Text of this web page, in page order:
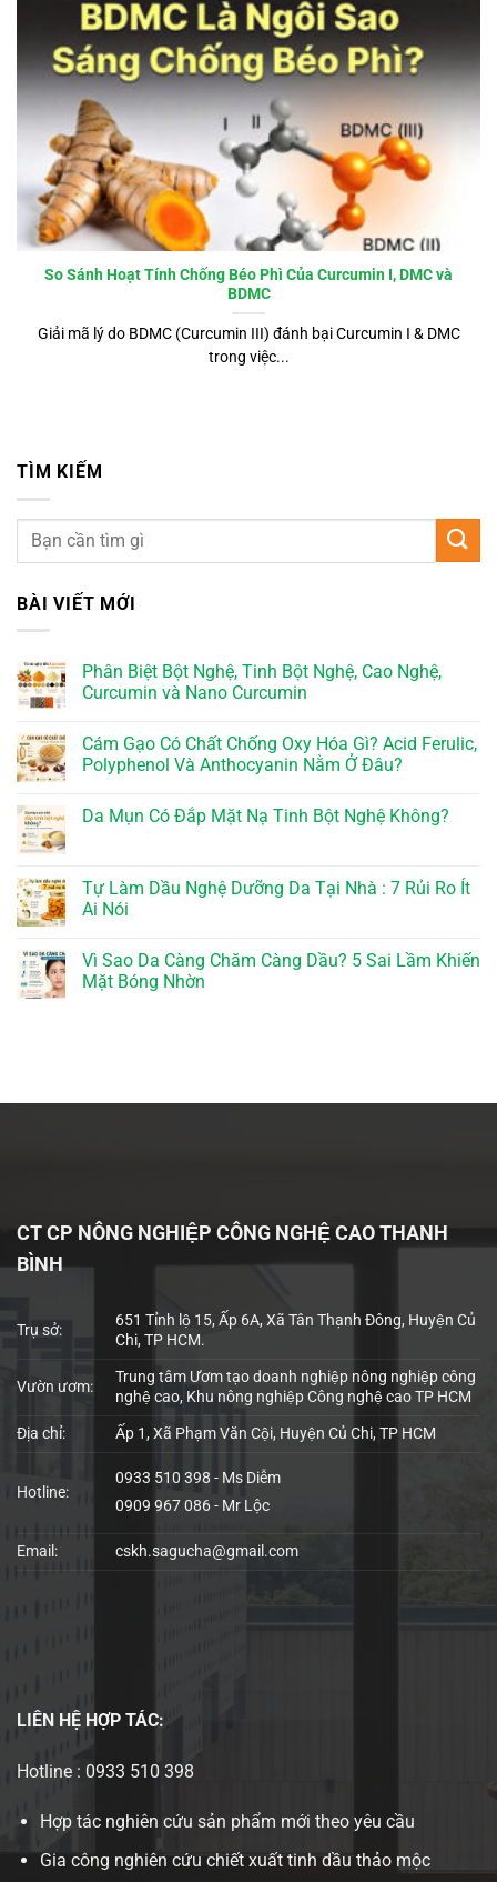
So Sánh Hoạt Tính Chống Béo Phì Của Curcumin I, DMC và
BDMC
Giải mã lý do BDMC (Curcumin III) đánh bại Curcumin I & DMC
trong việc...
TÌM KIẾM
BÀI VIẾT MỚI
Phân Biệt Bột Nghệ, Tinh Bột Nghệ, Cao Nghệ,
Curcumin và Nano Curcumin
Cám Gạo Có Chất Chống Oxy Hóa Gì? Acid Ferulic,
Polyphenol Và Anthocyanin Nằm Ở Đâu?
Da Mụn Có Đắp Mặt Nạ Tinh Bột Nghệ Không?
Tự Làm Dầu Nghệ Dưỡng Da Tại Nhà : 7 Rủi Ro Ít
Ai Nói
Vì Sao Da Càng Chăm Càng Dầu? 5 Sai Lầm Khiến
Mặt Bóng Nhờn
CT CP NÔNG NGHIỆP CÔNG NGHỆ CAO THANH
BÌNH
Trụ sở:
651 Tỉnh lộ 15, Ấp 6A, Xã Tân Thạnh Đông, Huyện Củ
Chi, TP HCM.
Vườn ươm:
Trung tâm Ươm tạo doanh nghiệp nông nghiệp công
nghệ cao, Khu nông nghiệp Công nghệ cao TP HCM
Địa chỉ: Ấp 1, Xã Phạm Văn Cội, Huyện Củ Chi, TP HCM
Hotline:
0933 510 398 - Ms Diễm
0909 967 086 - Mr Lộc
Email: cskh.sagucha@gmail.com
LIÊN HỆ HỢP TÁC:
Hotline : 0933 510 398
Hợp tác nghiên cứu sản phẩm mới theo yêu cầu
Gia công nghiên cứu chiết xuất tinh dầu thảo mộc